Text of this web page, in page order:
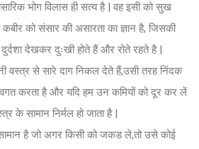
भोग विलास ही सत्य है | वह इसी को सुख
को संसार की असारता का ज्ञान है, जिसकी
देखकर दुःखी होते हैं और रोते रहते है |
वस्त्र से सारे दाग निकल देते हैं,उसी तरह निंदक
करता है और यदि हम उन कमियों को दूर कर लें
के सामान निर्मल हो जाता है |
है जो अगर किसी को जकड ले,तो उसे कोई